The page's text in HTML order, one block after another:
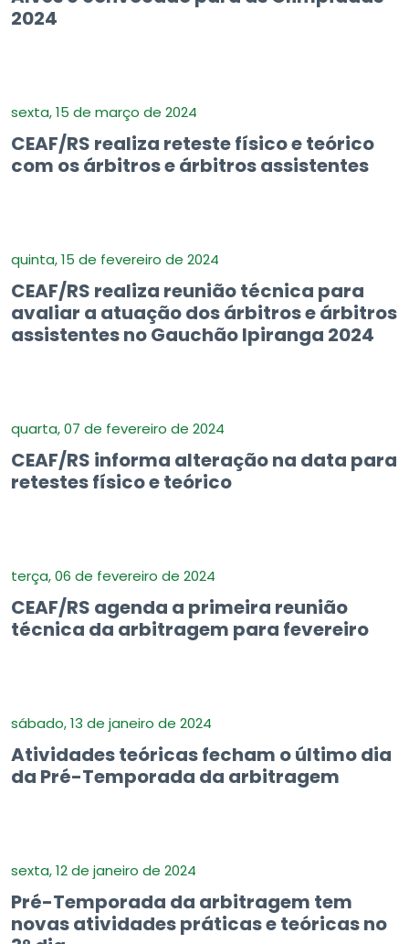
2024
sexta, 15 de março de 2024
CEAF/RS realiza reteste físico e teórico
com os árbitros e árbitros assistentes
quinta, 15 de fevereiro de 2024
CEAF/RS realiza reunião técnica para
avaliar a atuação dos árbitros e árbitros
assistentes no Gauchão Ipiranga 2024
quarta, 07 de fevereiro de 2024
CEAF/RS informa alteração na data para
retestes físico e teórico
terça, 06 de fevereiro de 2024
CEAF/RS agenda a primeira reunião
técnica da arbitragem para fevereiro
sábado, 13 de janeiro de 2024
Atividades teóricas fecham o último dia
da Pré-Temporada da arbitragem
sexta, 12 de janeiro de 2024
Pré-Temporada da arbitragem tem
novas atividades práticas e teóricas no